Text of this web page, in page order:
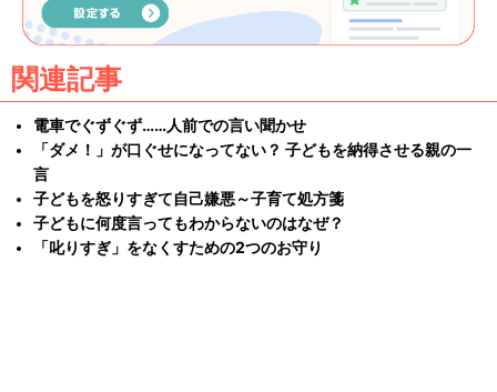
関連記事
電車でぐずぐず……人前での言い聞かせ
「ダメ！」が口ぐせになってない？ 子どもを納得させる親の一
言
子どもを怒りすぎて自己嫌悪～子育て処方箋
子どもに何度言ってもわからないのはなぜ？
「叱りすぎ」をなくすための2つのお守り